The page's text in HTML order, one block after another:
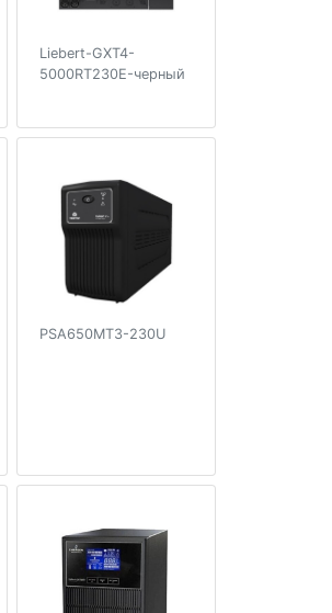
Liebert-GXT4-
5000RT230E-черный
PSA650MT3-230U